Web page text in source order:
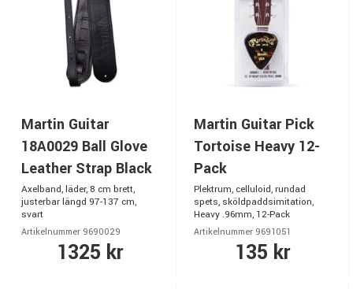
Martin Guitar
18A0029 Ball Glove
Leather Strap Black
Axelband, läder, 8 cm brett,
justerbar längd 97-137 cm,
svart
Artikelnummer 9690029
1325 kr
Martin Guitar Pick
Tortoise Heavy 12-
Pack
Plektrum, celluloid, rundad
spets, sköldpaddsimitation,
Heavy .96mm, 12-Pack
Artikelnummer 9691051
135 kr